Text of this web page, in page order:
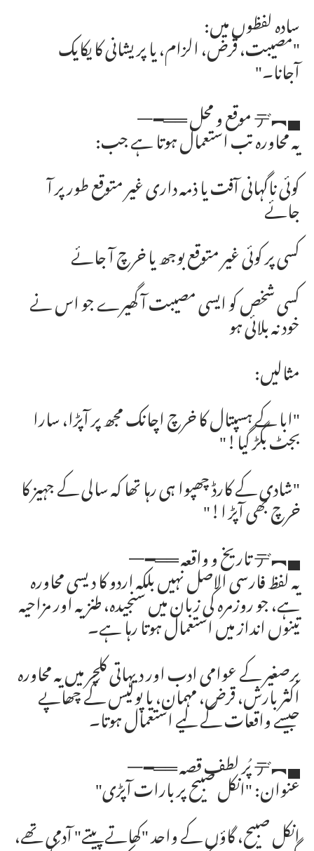
سادہ لفظوں میں:
"مصیبت، قرض، الزام، یا پریشانی کا یکایک
آجانا۔"
▄︻デ موقع و محل ══━一
یہ محاورہ تب استعمال ہوتا ہے جب:
کوئی ناگہانی آفت یا ذمہ داری غیر متوقع طور پر آ
جائے
کسی پر کوئی غیر متوقع بوجھ یا خرچ آ جائے
کسی شخص کو ایسی مصیبت آ گھیرے جو اس نے
خود نہ بلائی ہو
مثالیں:
"ابا کے ہسپتال کا خرچ اچانک مجھ پر آپڑا، سارا
بجٹ بگڑ گیا!"
"شادی کے کارڈ چھپوا ہی رہا تھا کہ سالی کے جہیز کا
خرچ بھی آپڑ ا!"
▄︻デ تاریخ و واقعہ ══━一
یہ لفظ فارسی الاصل نہیں بلکہ اردو کا دیسی محاورہ
ہے، جو روزمرہ کی زبان میں سنجیدہ، طنزیہ اور مزاحیہ
تینوں انداز میں استعمال ہوتا رہا ہے۔
برصغیر کے عوامی ادب اور دیہاتی کلچر میں یہ محاورہ
اکثر بارش، قرض، مہمان، یا پولیس کے چھاپے
جیسے واقعات کے لیے استعمال ہوتا۔
▄︻デ پُر لطف قصہ ══━一
عنوان: "انکل صبیح پر بارات آپڑی"
انکل صبیح، گاؤں کے واحد "کھاتے پیتے" آدمی تھے،